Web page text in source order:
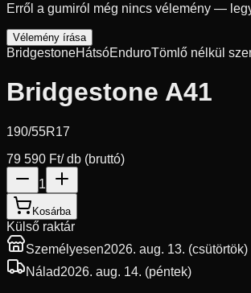
Erről a gumiról még nincs vélemény —
Vélemény írása
BridgestoneHátsóEnduroTömlő nélkül
Bridgestone A41
190/55R17
79 590 Ft/ db (bruttó)
1
Kosárba
Külső raktár
Személyesen2026. aug. 13. (csütörtök)
Nálad2026. aug. 14. (péntek)